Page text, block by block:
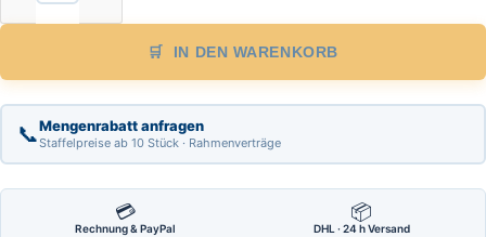
IN DEN WARENKORB
📞Mengenrabatt anfragen
Staffelpreise ab 10 Stück · Rahmenverträge
💳
Rechnung & PayPal
📦
DHL · 24 h Versand